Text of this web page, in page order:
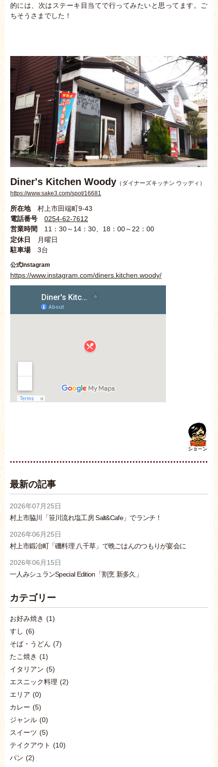
的には、次はステーキ目当てで行ってみたいと思ってます。ご
ちそうさまでした！
Diner's Kitchen Woody （ダイナーズキッチン ウッディ）
https://www.sake3.com/spot/16681
所在地村上市田端町9-43
電話番号
0254-62-7612
営業時間
11：30～14：30、18：00～22：00
定休日
月曜日
駐車場3台
公式Instagram
https://www.instagram.com/diners.kitchen.woody/
最新の記事
2026年07月25日
村上市脇川「笹川流れ塩工房 Salt&Cafe」でランチ！
2026年06月25日
村上市鍛冶町「磯料理 八千草」で晩ごはんのつもりが宴会に
2026年06月15日
一人みシュランSpecial Edition「割烹 新多久」
カテゴリー
お好み焼き (1)
すし (6)
そば・うどん (7)
たこ焼き (1)
イタリアン (5)
エスニック料理 (2)
エリア (0)
カレー (5)
ジャンル (0)
スイーツ (5)
テイクアウト (10)
パン (2)